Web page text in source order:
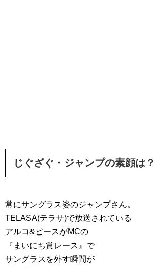
じぐざぐ・ジャンプの素顔は？
常にサングラス姿のジャンプさん。
TELASA(テラサ)で放送されている
アルコ&ピースがMCの
『まいにち賞レース』で
サングラスを外す瞬間が